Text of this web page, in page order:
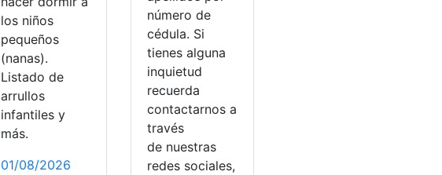
los niños
pequeños
(nanas).
Listado de
arrullos
infantiles y
más.
01/08/2026
número de
cédula. Si
tienes alguna
inquietud
recuerda
contactarnos a
través
de nuestras
redes sociales,